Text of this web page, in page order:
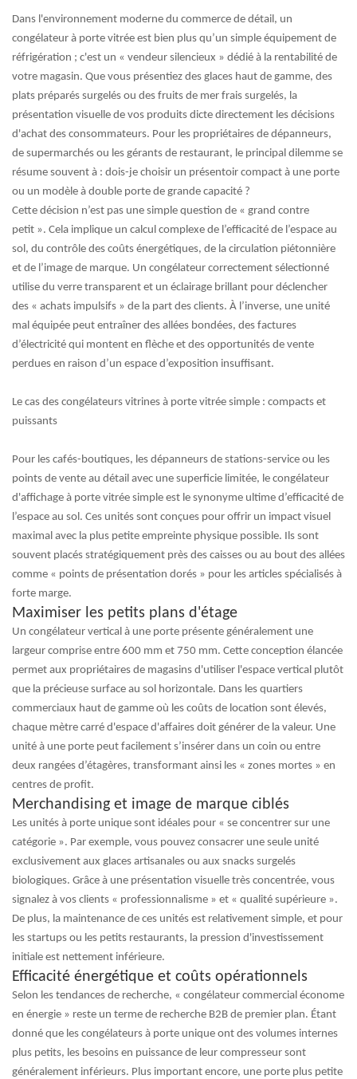
Dans l'environnement moderne du commerce de détail, un
congélateur à porte vitrée est bien plus qu’un simple équipement de
réfrigération ; c'est un « vendeur silencieux » dédié à la rentabilité de
votre magasin. Que vous présentiez des glaces haut de gamme, des
plats préparés surgelés ou des fruits de mer frais surgelés, la
présentation visuelle de vos produits dicte directement les décisions
d'achat des consommateurs. Pour les propriétaires de dépanneurs,
de supermarchés ou les gérants de restaurant, le principal dilemme se
résume souvent à : dois-je choisir un présentoir compact à une porte
ou un modèle à double porte de grande capacité ?
Cette décision n’est pas une simple question de « grand contre
petit ». Cela implique un calcul complexe de l’efficacité de l’espace au
sol, du contrôle des coûts énergétiques, de la circulation piétonnière
et de l’image de marque. Un congélateur correctement sélectionné
utilise du verre transparent et un éclairage brillant pour déclencher
des « achats impulsifs » de la part des clients. À l’inverse, une unité
mal équipée peut entraîner des allées bondées, des factures
d’électricité qui montent en flèche et des opportunités de vente
perdues en raison d’un espace d’exposition insuffisant.
Le cas des congélateurs vitrines à porte vitrée simple : compacts et
puissants
Pour les cafés-boutiques, les dépanneurs de stations-service ou les
points de vente au détail avec une superficie limitée, le congélateur
d'affichage à porte vitrée simple est le synonyme ultime d’efficacité de
l’espace au sol. Ces unités sont conçues pour offrir un impact visuel
maximal avec la plus petite empreinte physique possible. Ils sont
souvent placés stratégiquement près des caisses ou au bout des allées
comme « points de présentation dorés » pour les articles spécialisés à
forte marge.
Maximiser les petits plans d'étage
Un congélateur vertical à une porte présente généralement une
largeur comprise entre 600 mm et 750 mm. Cette conception élancée
permet aux propriétaires de magasins d'utiliser l'espace vertical plutôt
que la précieuse surface au sol horizontale. Dans les quartiers
commerciaux haut de gamme où les coûts de location sont élevés,
chaque mètre carré d'espace d'affaires doit générer de la valeur. Une
unité à une porte peut facilement s’insérer dans un coin ou entre
deux rangées d’étagères, transformant ainsi les « zones mortes » en
centres de profit.
Merchandising et image de marque ciblés
Les unités à porte unique sont idéales pour « se concentrer sur une
catégorie ». Par exemple, vous pouvez consacrer une seule unité
exclusivement aux glaces artisanales ou aux snacks surgelés
biologiques. Grâce à une présentation visuelle très concentrée, vous
signalez à vos clients « professionnalisme » et « qualité supérieure ».
De plus, la maintenance de ces unités est relativement simple, et pour
les startups ou les petits restaurants, la pression d'investissement
initiale est nettement inférieure.
Efficacité énergétique et coûts opérationnels
Selon les tendances de recherche, « congélateur commercial économe
en énergie » reste un terme de recherche B2B de premier plan. Étant
donné que les congélateurs à porte unique ont des volumes internes
plus petits, les besoins en puissance de leur compresseur sont
généralement inférieurs. Plus important encore, une porte plus petite